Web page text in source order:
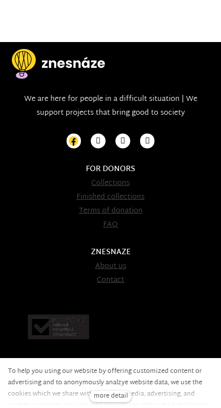
We are here for people in a difficult situation | We
support projects that bring good to society
FOR DONORS
Collections
Finished collections
Terms of donation
FAQ
ZNESNAZE
About us
Contact
To help you using our website by offering customized content or
advertising and to anonymously analzye website data, we use the
cookies which we share with our social media, advertising, and
analytics partners. You can edit the settings within the link Cookies
more detail